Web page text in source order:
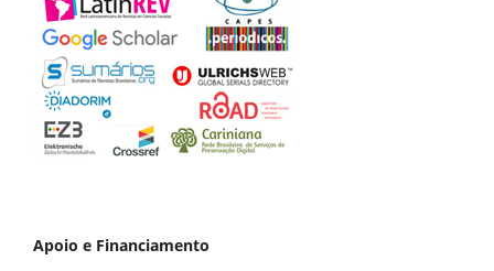
Apoio e Financiamento